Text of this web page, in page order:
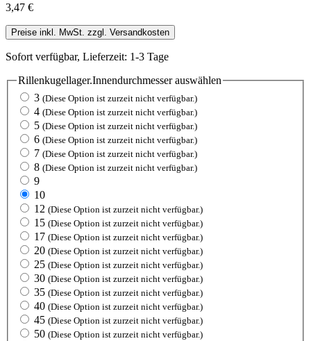
3,47 €
Preise inkl. MwSt. zzgl. Versandkosten
Sofort verfügbar, Lieferzeit: 1-3 Tage
Rillenkugellager.Innendurchmesserauswählen
3 (Diese Option ist zurzeit nicht verfügbar.)
4 (Diese Option ist zurzeit nicht verfügbar.)
5 (Diese Option ist zurzeit nicht verfügbar.)
6 (Diese Option ist zurzeit nicht verfügbar.)
7 (Diese Option ist zurzeit nicht verfügbar.)
8 (Diese Option ist zurzeit nicht verfügbar.)
9
10
12 (Diese Option ist zurzeit nicht verfügbar.)
15 (Diese Option ist zurzeit nicht verfügbar.)
17 (Diese Option ist zurzeit nicht verfügbar.)
20 (Diese Option ist zurzeit nicht verfügbar.)
25 (Diese Option ist zurzeit nicht verfügbar.)
30 (Diese Option ist zurzeit nicht verfügbar.)
35 (Diese Option ist zurzeit nicht verfügbar.)
40 (Diese Option ist zurzeit nicht verfügbar.)
45 (Diese Option ist zurzeit nicht verfügbar.)
50 (Diese Option ist zurzeit nicht verfügbar.)